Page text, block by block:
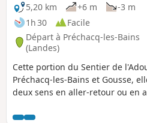
5,20 km
+6 m
-3 m
1h 30
Facile
Départ à Préchacq-les-Bains
(Landes)
Cette portion du Sentier de
Préchacq-les-Bains et Gousse,
deux sens en aller-retour ou en